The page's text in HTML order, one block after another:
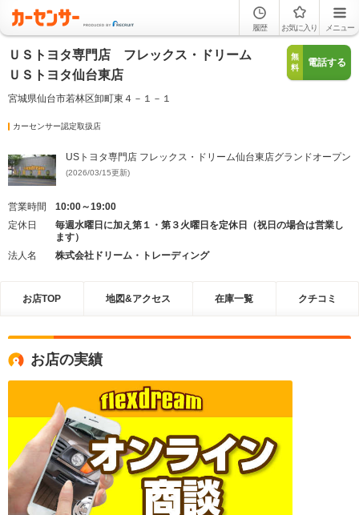
履歴 お気に入り メニュー
ＵＳトヨタ専門店 フレックス・ドリーム
ＵＳトヨタ仙台東店
宮城県仙台市若林区卸町東４－１－１
無
料
電話する
カーセンサー認定取扱店
USトヨタ専門店 フレックス・ドリーム仙台東店グランドオープン
(2026/03/15更新)
営業時間
10:00～19:00
定休日
毎週水曜日に加え第１・第３火曜日を定休日（祝日の場合は営業し
ます）
法人名
株式会社ドリーム・トレーディング
お店TOP 地図&アクセス 在庫一覧 クチコミ
お店の実績